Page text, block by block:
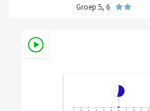
Groep 5, 6